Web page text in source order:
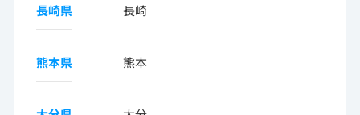
長崎県 長崎
熊本県 熊本